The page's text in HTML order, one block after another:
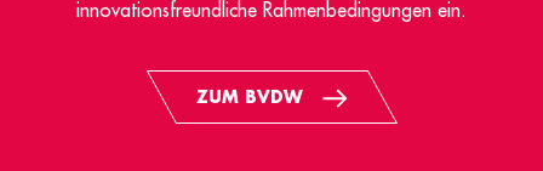
innovationsfreundliche Rahmenbedingungen ein.
ZUM BVDW